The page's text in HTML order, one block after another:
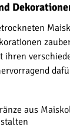
ihren
aus